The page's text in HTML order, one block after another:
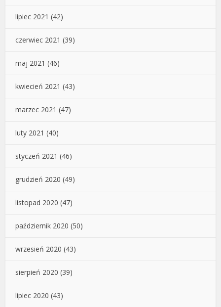
lipiec 2021 (42)
czerwiec 2021 (39)
maj 2021 (46)
kwiecień 2021 (43)
marzec 2021 (47)
luty 2021 (40)
styczeń 2021 (46)
grudzień 2020 (49)
listopad 2020 (47)
październik 2020 (50)
wrzesień 2020 (43)
sierpień 2020 (39)
lipiec 2020 (43)